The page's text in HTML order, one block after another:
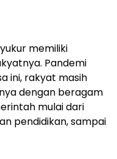
memiliki
Pandemi
ini, rakyat masih
dengan beragam
mulai dari
pendidikan, sampai